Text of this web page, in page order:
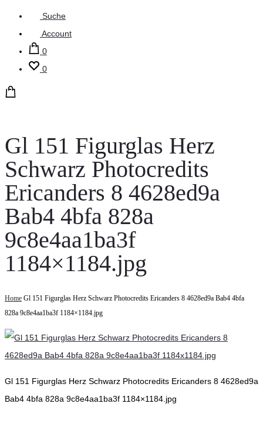
Suche
Account
0
0
Gl 151 Figurglas Herz
Schwarz Photocredits
Ericanders 8 4628ed9a
Bab4 4bfa 828a
9c8e4aa1ba3f
1184×1184.jpg
Home Gl 151 Figurglas Herz Schwarz Photocredits Ericanders 8 4628ed9a Bab4 4bfa
828a 9c8e4aa1ba3f 1184×1184.jpg
Gl 151 Figurglas Herz Schwarz Photocredits Ericanders 8 4628ed9a
Bab4 4bfa 828a 9c8e4aa1ba3f 1184×1184.jpg